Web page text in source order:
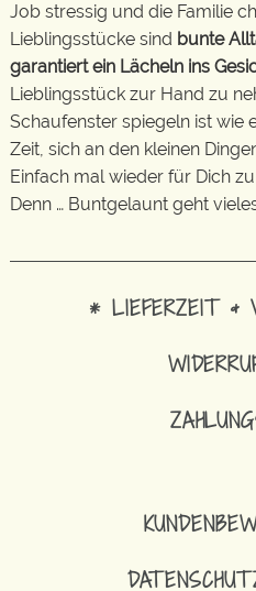
Job stressig und die Familie
Lieblingsstücke sind bunte
garantiert ein Lächeln ins
Lieblingsstück zur Hand zu
Schaufenster spiegeln ist wie
Zeit, sich an den kleinen
Einfach mal wieder für Dich
Denn … Buntgelaunt geht
* LIEFERZEIT &